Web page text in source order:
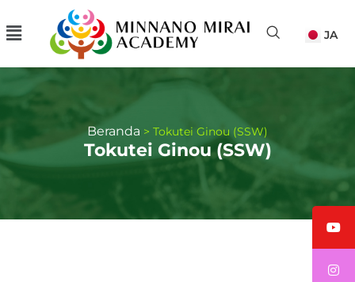
ke
Menu JA
Beranda Tokutei Ginou (SSW)
Tokutei Ginou (SSW)